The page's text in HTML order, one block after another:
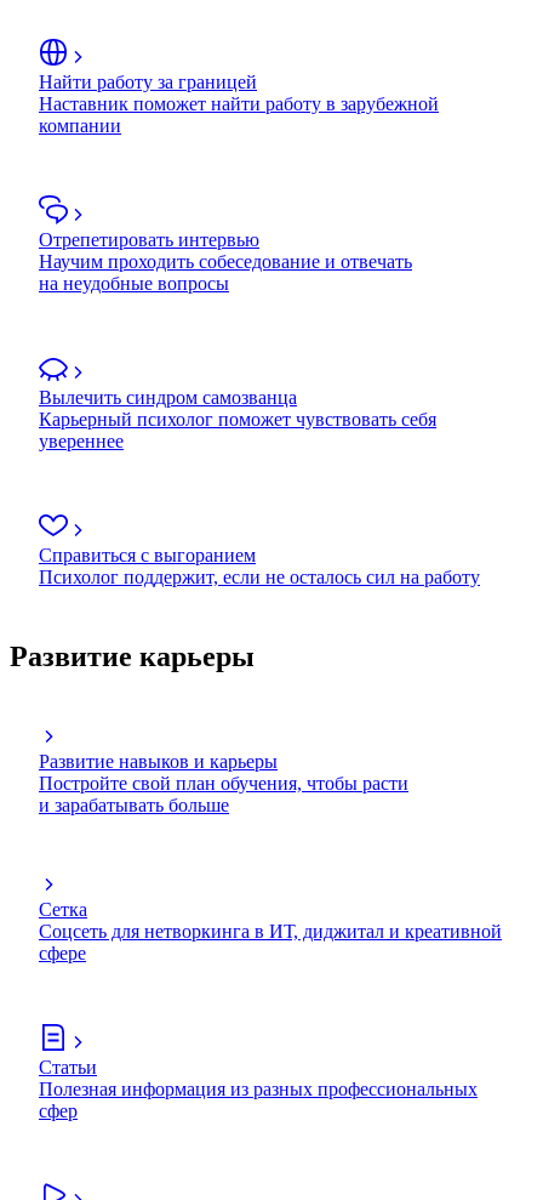
Найти работу за границей
Наставник поможет найти работу в зарубежной
компании
Отрепетировать интервью
Научим проходить собеседование и отвечать
на неудобные вопросы
Вылечить синдром самозванца
Карьерный психолог поможет чувствовать себя
увереннее
Справиться с выгоранием
Психолог поддержит, если не осталось сил на работу
Развитие карьеры
Развитие навыков и карьеры
Постройте свой план обучения, чтобы расти
и зарабатывать больше
Сетка
Соцсеть для нетворкинга в ИТ, диджитал и креативной
сфере
Статьи
Полезная информация из разных профессиональных
сфер